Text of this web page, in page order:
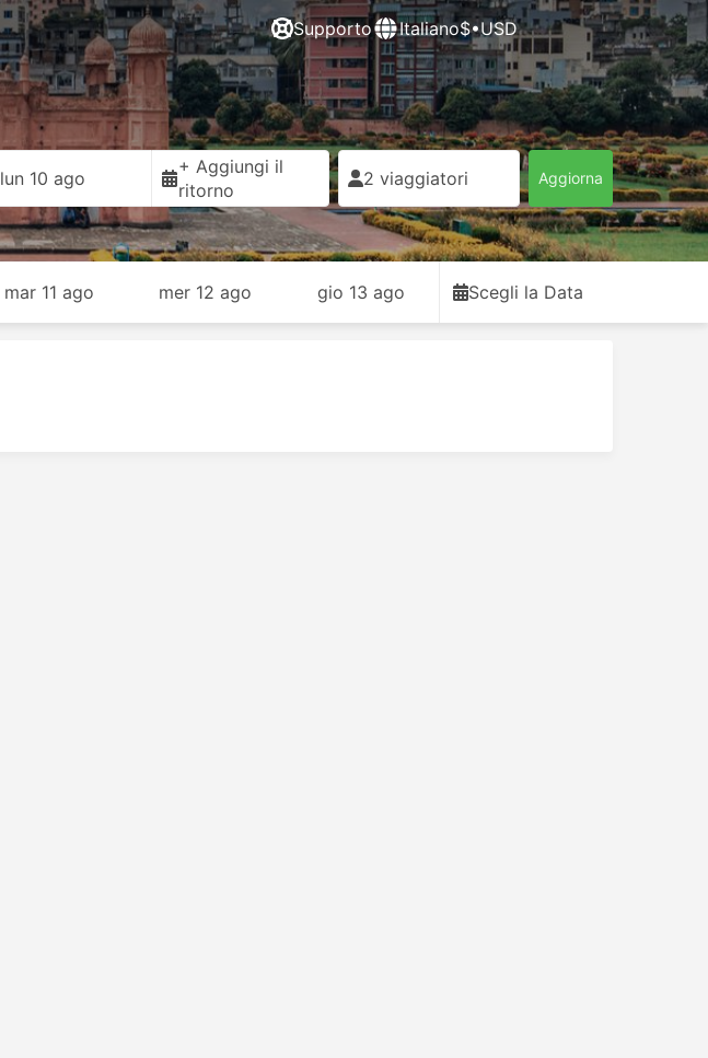
Supporto Italiano$•USD
lun 10 ago
+ Aggiungi il
ritorno
2 viaggiatori Aggiorna
mar 11 ago mer 12 ago gio 13 ago Scegli la Data